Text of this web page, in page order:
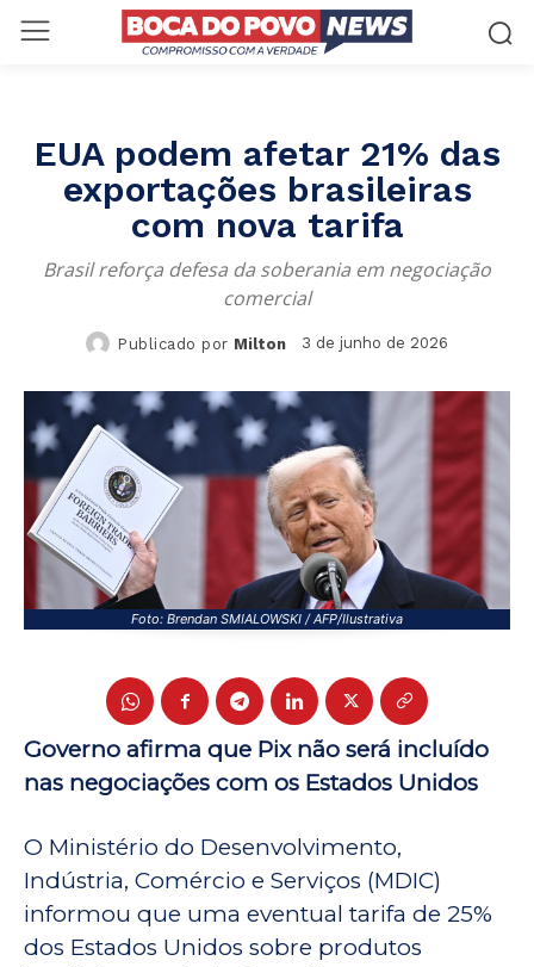
EUA podem afetar 21% das
exportações brasileiras
com nova tarifa
Brasil reforça defesa da soberania em negociação
comercial
Publicado por Milton 3 de junho de 2026
Foto: Brendan SMIALOWSKI / AFP/Ilustrativa
Governo afirma que Pix não será incluído
nas negociações com os Estados Unidos
O Ministério do Desenvolvimento,
Indústria, Comércio e Serviços (MDIC)
informou que uma eventual tarifa de 25%
dos Estados Unidos sobre produtos